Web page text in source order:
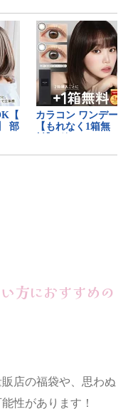
方におすすめの
店の福袋や、思わぬ
性があります！